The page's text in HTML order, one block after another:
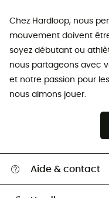
Chez Hardloop, nous
mouvement doivent
soyez débutant ou
nous partageons avec
et notre passion pour
nous aimons jouer.
Aide & contact